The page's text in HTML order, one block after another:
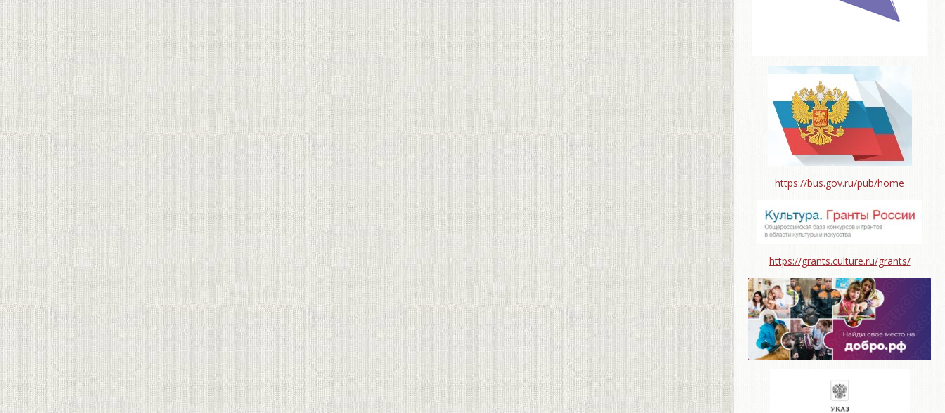
https://bus.gov.ru/pub/home
https://grants.culture.ru/grants/